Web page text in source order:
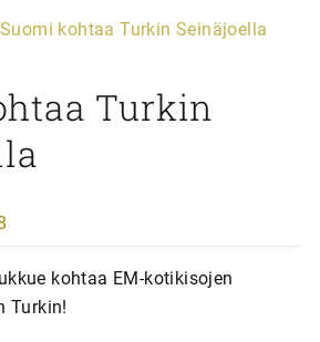
Suomi kohtaa Turkin Seinäjoella
Turkin
kohtaa EM-kotikisojen
Turkin!